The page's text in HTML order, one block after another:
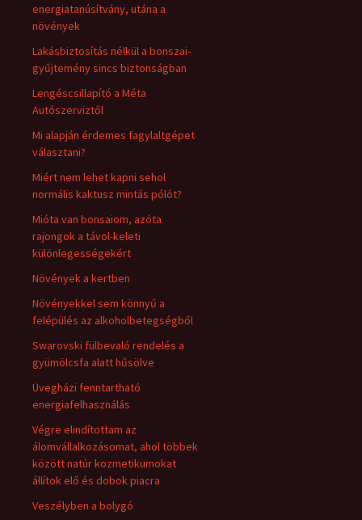
energiatanúsítvány, utána a
növények
Lakásbiztosítás nélkül a bonszai-
gyűjtemény sincs biztonságban
Lengéscsillapító a Méta
Autószerviztől
Mi alapján érdemes fagylaltgépet
választani?
Miért nem lehet kapni sehol
normális kaktusz mintás pólót?
Mióta van bonsaiom, azóta
rajongok a távol-keleti
különlegességekért
Növények a kertben
Növényekkel sem könnyű a
felépülés az alkoholbetegségből
Swarovski fülbevaló rendelés a
gyümölcsfa alatt hűsölve
Üvegházi fenntartható
energiafelhasználás
Végre elindítottam az
álomvállalkozásomat, ahol többek
között natúr kozmetikumokat
állítok elő és dobok piacra
Veszélyben a bolygó